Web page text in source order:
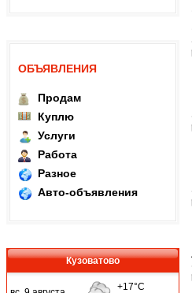
ОБЪЯВЛЕНИЯ
Продам
Куплю
Услуги
Работа
Разное
Авто-объявления
Кузоватово